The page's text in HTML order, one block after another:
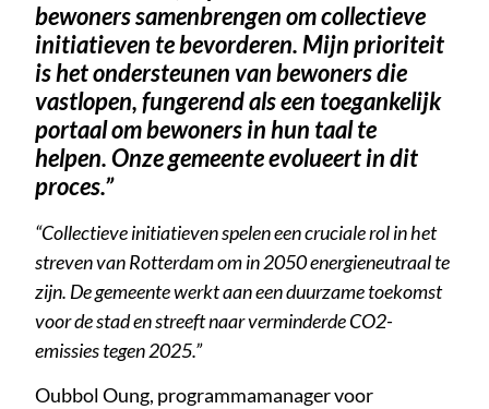
bewoners samenbrengen om collectieve
initiatieven te bevorderen. Mijn prioriteit
is het ondersteunen van bewoners die
vastlopen, fungerend als een toegankelijk
portaal om bewoners in hun taal te
helpen. Onze gemeente evolueert in dit
proces.”
“Collectieve initiatieven spelen een cruciale rol in het
streven van Rotterdam om in 2050 energieneutraal te
zijn. De gemeente werkt aan een duurzame toekomst
voor de stad en streeft naar verminderde CO2-
emissies tegen 2025.”
Oubbol Oung, programmamanager voor